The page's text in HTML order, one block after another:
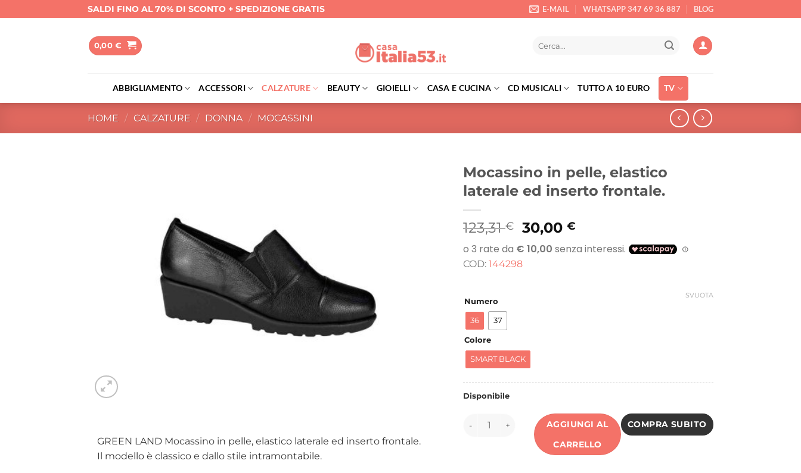
ai
SALDI FINO AL 70% DI SCONTO + SPEDIZIONE GRATIS E-MAIL WHATSAPP 347 69 36 887 BLOG
0,00€
ABBIGLIAMENTO ACCESSORI CALZATURE BEAUTY GIOIELLI CASA E CUCINA CD MUSICALI TUTTO A 10 EURO TV
HOME / CALZATURE / DONNA / MOCASSINI
GREEN LAND Mocassino in pelle, elastico laterale ed inserto frontale.
Il modello è classico e dallo stile intramontabile.
Mocassino in pelle, elastico
laterale ed inserto frontale.
123,31€
Il
prezzo
originale
era:
30,00€
prezzo
attuale
COD: 144298
Numero
36 37
Colore
SMART BLACK
SVUOTA
Disponibile
144298 quantità
AGGIUNGI AL
CARRELLO
COMPRA SUBITO